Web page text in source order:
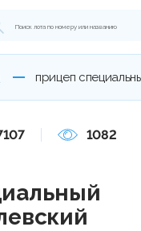
прицеп
1082